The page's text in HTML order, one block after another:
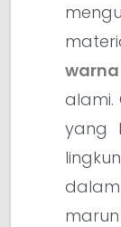
alami.
yang